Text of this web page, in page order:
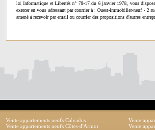
loi Informatique et Libertés n° 78-17 du 6 janvier 1978, vous
exercer en vous adressant par courrier à : Ouest-immobilier-neuf - 2
amené à recevoir par email ou courrier des propositions d'autres
Vente appartements neufs Calvados
Vente
Vente appartements neufs Côtes-d'Armor
Vente